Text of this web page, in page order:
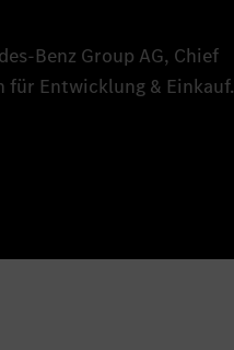
Benz Group AG, Chief
Entwicklung & Einkauf.